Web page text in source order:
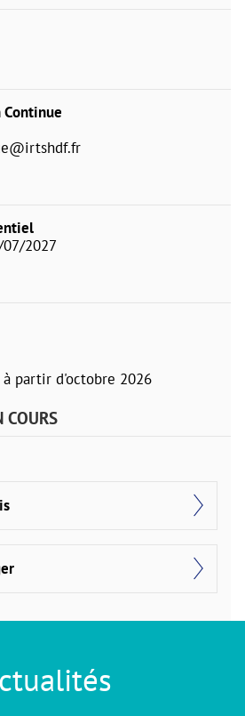
2027
à partir d'octobre 2026
COURS